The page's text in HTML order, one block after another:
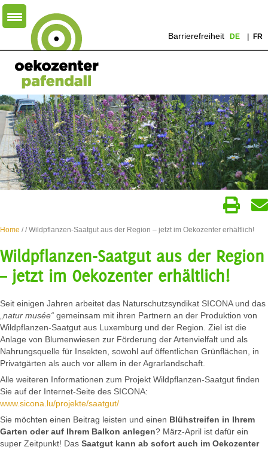
Barrierefreiheit DE FR
Home // Wildpflanzen-Saatgut aus der Region – jetzt im Oekozenter erhältlich!
Wildpflanzen-Saatgut aus der Region
– jetzt im Oekozenter erhältlich!
Seit einigen Jahren arbeitet das Naturschutzsyndikat SICONA und das
„natur musée“ gemeinsam mit ihren Partnern an der Produktion von
Wildpflanzen-Saatgut aus Luxemburg und der Region. Ziel ist die
Anlage von Blumenwiesen zur Förderung der Artenvielfalt und als
Nahrungsquelle für Insekten, sowohl auf öffentlichen Grünflächen, in
Privatgärten als auch vor allem in der Agrarlandschaft.
Alle weiteren Informationen zum Projekt Wildpflanzen-Saatgut finden
Sie auf der Internet-Seite des SICONA:
www.sicona.lu/projekte/saatgut/
Sie möchten einen Beitrag leisten und einen Blühstreifen in Ihrem
Garten oder auf Ihrem Balkon anlegen? März-April ist dafür ein
super Zeitpunkt! Das Saatgut kann ab sofort auch im Oekozenter